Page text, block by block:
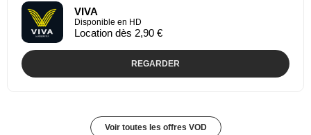
VIVA
Disponible en HD
Location dès 2,90 €
REGARDER
Voir toutes les offres VOD